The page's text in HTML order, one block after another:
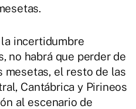
incertidumbre
no habrá que perder de
mesetas, el resto de las
Cantábrica y Pirineos
al escenario de